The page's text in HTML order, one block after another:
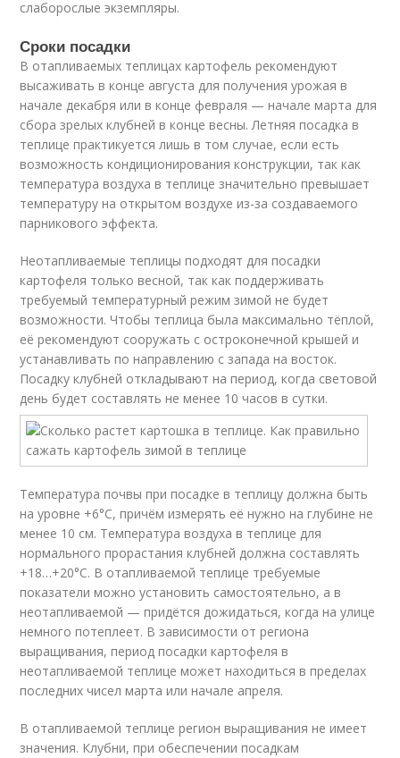
слаборослые экземпляры.
Сроки посадки
В отапливаемых теплицах картофель рекомендуют
высаживать в конце августа для получения урожая в
начале декабря или в конце февраля — начале марта для
сбора зрелых клубней в конце весны. Летняя посадка в
теплице практикуется лишь в том случае, если есть
возможность кондиционирования конструкции, так как
температура воздуха в теплице значительно превышает
температуру на открытом воздухе из-за создаваемого
парникового эффекта.
Неотапливаемые теплицы подходят для посадки
картофеля только весной, так как поддерживать
требуемый температурный режим зимой не будет
возможности. Чтобы теплица была максимально тёплой,
её рекомендуют сооружать с остроконечной крышей и
устанавливать по направлению с запада на восток.
Посадку клубней откладывают на период, когда световой
день будет составлять не менее 10 часов в сутки.
Температура почвы при посадке в теплицу должна быть
на уровне +6°С, причём измерять её нужно на глубине не
менее 10 см. Температура воздуха в теплице для
нормального прорастания клубней должна составлять
+18…+20°С. В отапливаемой теплице требуемые
показатели можно установить самостоятельно, а в
неотапливаемой — придётся дожидаться, когда на улице
немного потеплеет. В зависимости от региона
выращивания, период посадки картофеля в
неотапливаемой теплице может находиться в пределах
последних чисел марта или начале апреля.
В отапливаемой теплице регион выращивания не имеет
значения. Клубни, при обеспечении посадкам